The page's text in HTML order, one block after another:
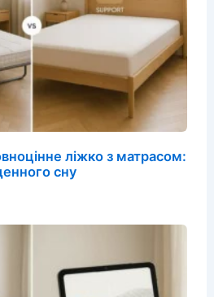
ліжко з матрасом:
сну